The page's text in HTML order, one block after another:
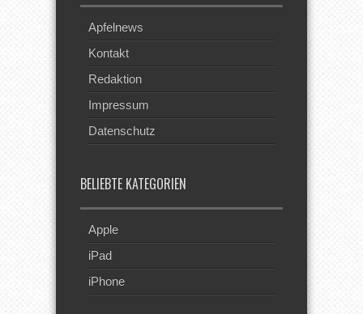
Apfelnews
Kontakt
Redaktion
Impressum
Datenschutz
BELIEBTE KATEGORIEN
Apple
iPad
iPhone